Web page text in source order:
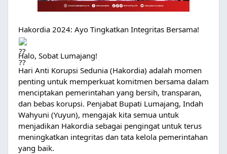
Hakordia 2024: Ayo Tingkatkan Integritas Bersama!
Halo, Sobat Lumajang!
Hari Anti Korupsi Sedunia (Hakordia) adalah momen
penting untuk memperkuat komitmen bersama dalam
menciptakan pemerintahan yang bersih, transparan,
dan bebas korupsi. Penjabat Bupati Lumajang, Indah
Wahyuni (Yuyun), mengajak kita semua untuk
menjadikan Hakordia sebagai pengingat untuk terus
meningkatkan integritas dan tata kelola pemerintahan
yang baik.